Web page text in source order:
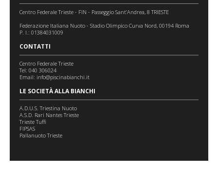
Centro Federale Trieste - FIN - Passeggio Sant’Andrea, 8 TRIESTE
Federazione Italiana Nuoto - Stadio Olimpico Curva Nord, 00194 Roma
P. I.: 01384031009
CONTATTI
Centro Federale Trieste
Tel: 040 306024
Email: info@piscinabianchi.it
LE SOCIETÀ ALLA BIANCHI
A.D.U.S. Triestina Nuoto
A.S.D. Rari Nantes Trieste
Trieste Tuffi
FIPSAS
Pallanuoto Trieste